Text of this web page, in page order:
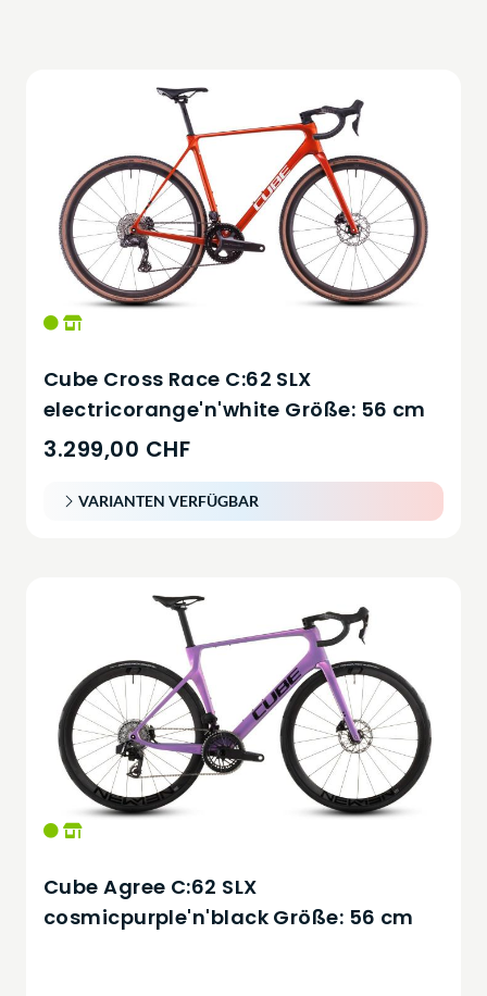
Cube Cross Race C:62 SLX
electricorange'n'white Größe: 56 cm
3.299,00 CHF
VARIANTEN VERFÜGBAR
Cube Agree C:62 SLX
cosmicpurple'n'black Größe: 56 cm